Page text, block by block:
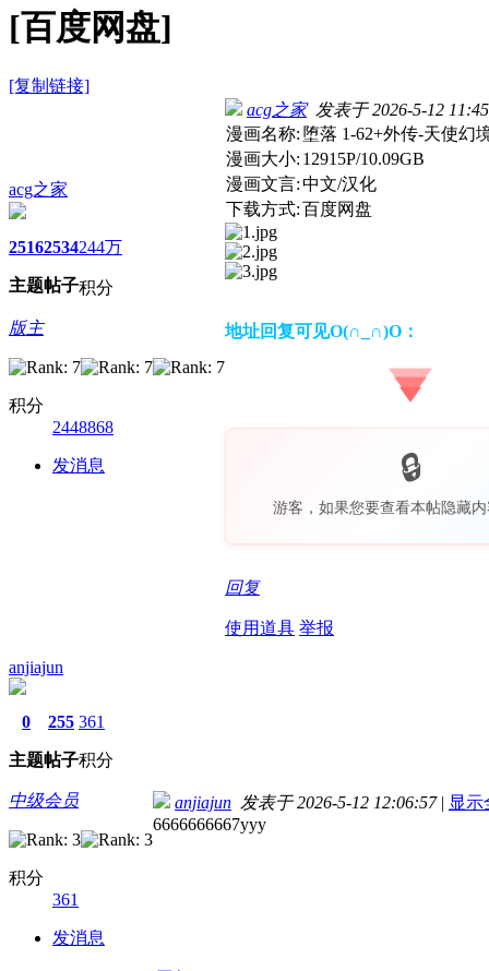
[百度网盘]
[复制链接]
acg之家
2516
主题
2534
帖子
244万
积分
版主
积分
2448868
发消息
acg之家发表于 2026-5-12
漫画名称: 堕落 1-62+外传-天使幻
漫画大小: 12915P/10.09GB
漫画文言:中文/汉化
下载方式:百度网盘
地址回复可见O(∩_∩)O：
游客，如果您要查看本帖隐藏
回复
使用道具 举报
anjiajun
0
主题
255
帖子
361
积分
中级会员
积分
361
发消息
anjiajun 发表于 2026-5-12 12:06:57 | 显示
6666666667yyy